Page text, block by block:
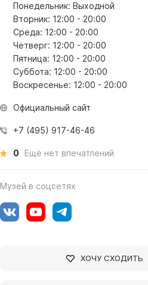
Понедельник: Выходной
Вторник: 12:00 - 20:00
Среда: 12:00 - 20:00
Четверг: 12:00 - 20:00
Пятница: 12:00 - 20:00
Суббота: 12:00 - 20:00
Воскресенье: 12:00 - 20:00
Официальный сайт
+7 (495) 917-46-46
0 Ещё нет впечатлений
Музей в соцсетях
ХОЧУ СХОДИТЬ